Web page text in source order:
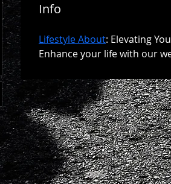
Info
Lifestyle About: Elevating
Enhance your life with our